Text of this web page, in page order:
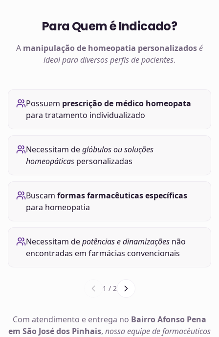
Para Quem é Indicado?
A manipulação de homeopatia personalizadosé
ideal para diversos perfis de pacientes.
Possuem prescrição de médico homeopata
para tratamento individualizado
Necessitam deglóbulos ou soluções
homeopáticas personalizadas
Buscam formas farmacêuticas específicas
para homeopatia
Necessitam depotências e dinamizações não
encontradas em farmácias convencionais
1 / 2
Com atendimento e entrega no Bairro Afonso Pena
em São José dos Pinhais, nossa equipe de farmacêuticos